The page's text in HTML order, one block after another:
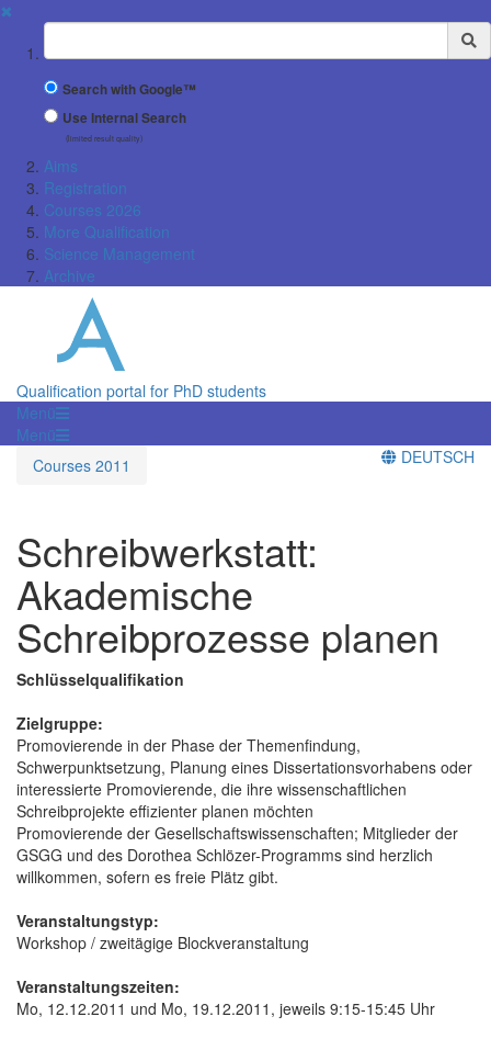
✖
Suchbegriff
Search with Google™
Use Internal Search
(limited result quality)
Aims
Registration
Courses 2026
More Qualification
Science Management
Archive
Qualification portal for PhD students
Menü
Menü
Courses 2011
DEUTSCH
Schreibwerkstatt:
Akademische
Schreibprozesse planen
Schlüsselqualifikation
Zielgruppe:
Promovierende in der Phase der Themenfindung,
Schwerpunktsetzung, Planung eines Dissertationsvorhabens oder
interessierte Promovierende, die ihre wissenschaftlichen
Schreibprojekte effizienter planen möchten
Promovierende der Gesellschaftswissenschaften; Mitglieder der
GSGG und des Dorothea Schlözer-Programms sind herzlich
willkommen, sofern es freie Plätz gibt.
Veranstaltungstyp:
Workshop / zweitägige Blockveranstaltung
Veranstaltungszeiten:
Mo, 12.12.2011 und Mo, 19.12.2011, jeweils 9:15-15:45 Uhr